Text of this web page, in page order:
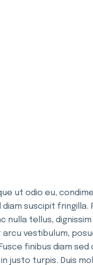
ut odio eu,
suscipit
tellus,
vestibulum,
finibus diam
justo turpis. Duis